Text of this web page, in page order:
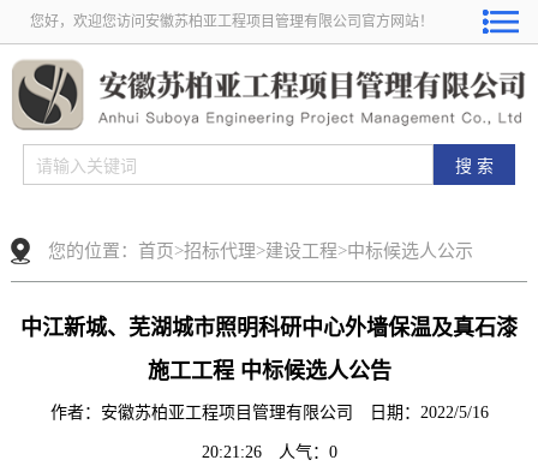
您好，欢迎您访问安徽苏柏亚工程项目管理有限公司官方网站！
您的位置： 首页>招标代理>建设工程>中标候选人公示
中江新城、芜湖城市照明科研中心外墙保温及真石漆
施工工程 中标候选人公告
作者：安徽苏柏亚工程项目管理有限公司 日期：2022/5/16
20:21:26 人气： 0